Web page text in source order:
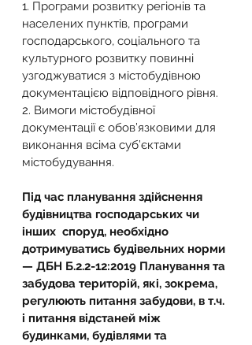
1. Програми розвитку регіонів та
населених пунктів, програми
господарського, соціального та
культурного розвитку повинні
узгоджуватися з містобудівною
документацією відповідного рівня.
2. Вимоги містобудівної
документації є обов’язковими для
виконання всіма суб’єктами
містобудування.
Під час планування здійснення
будівництва господарських чи
інших  споруд, необхідно
дотримуватись будівельних норми
— ДБН Б.2.2-12:2019 Планування та
забудова територій, які, зокрема,
регулюють питання забудови, в т.ч.
і питання відстаней між
будинками, будівлями та